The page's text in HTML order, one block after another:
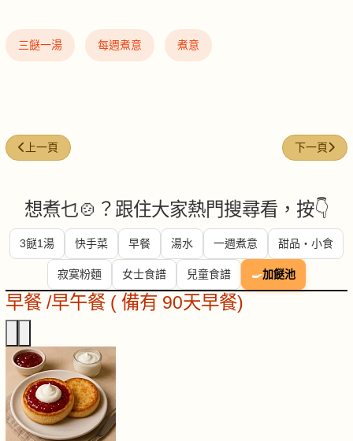
三餸一湯 每週煮意 煮意
上一篇文章: 每週煮意 (#40)
上一頁 下一篇文
下一頁
想煮乜🍲？跟住大家熱門搜尋看，按👇
3餸1湯 快手菜 早餐 湯水 一週煮意 甜品・小食
寂寞粉麵 女士食譜 兒童食譜 🍳加餸池
早餐 /早午餐 ( 備有 90天早餐)